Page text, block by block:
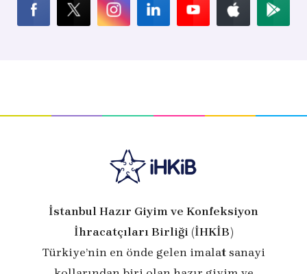
İstanbul Hazır Giyim ve Konfeksiyon
İhracatçıları Birliği (İHKİB)
Türkiye’nin en önde gelen imalat sanayi